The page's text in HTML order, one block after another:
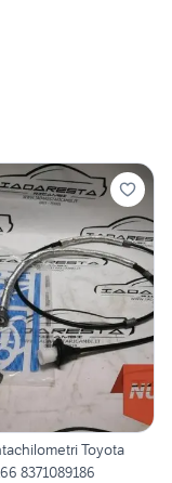
Toyota
8371089186